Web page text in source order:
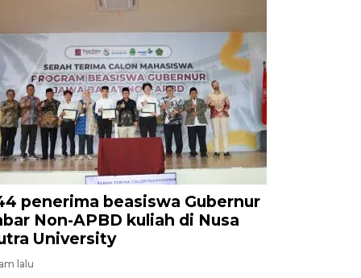
penerima beasiswa Gubernur
Non-APBD kuliah di Nusa
University
lalu